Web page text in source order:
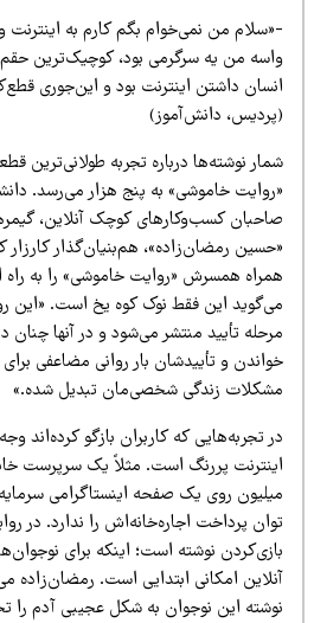
من نمی‌خوام بگم کارم به اینترنت
من یه سرگرمی بود، کوچیک‌ترین حقم به
داشتن اینترنت بود و این‌جوری قطع‌کردنش
دانش‌آموز)
نوشته‌ها درباره تجربه طولانی‌ترین قطعی
خاموشی» به پنج هزار می‌رسد.
کسب‌وکارهای کوچک آنلاین، گیمرها،
رمضان‌زاده»، هم‌بنیان‌گذار کارزار که
همسرش «روایت خاموشی» را به راه
این فقط نوک کوه یخ است. «این
تأیید منتشر می‌شود و در آنها چنان درد
و تأییدشان بار روانی مضاعفی برای ما
زندگی شخصی‌مان تبدیل شده.»
تجربه‌هایی که کاربران بازگو کرده‌اند وجه
پررنگ است. مثلاً یک سرپرست خانواده
روی یک صفحه اینستاگرامی
پرداخت اجاره‌خانه‌اش را ندارد. در روایتی
نوشته است؛ اینکه برای نوجوان‌ها در
امکانی ابتدایی است. رمضان‌زاده می‌گوید
این نوجوان به شکل عجیبی آدم را